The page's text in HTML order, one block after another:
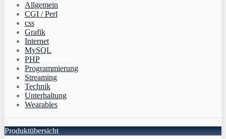
Allgemein
CGI / Perl
css
Grafik
Internet
MySQL
PHP
Programmierung
Streaming
Technik
Unterhaltung
Wearables
Produktübersicht